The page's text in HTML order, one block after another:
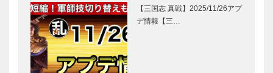
【三国志 真戦】2025/11/26アプ
デ情報【三…